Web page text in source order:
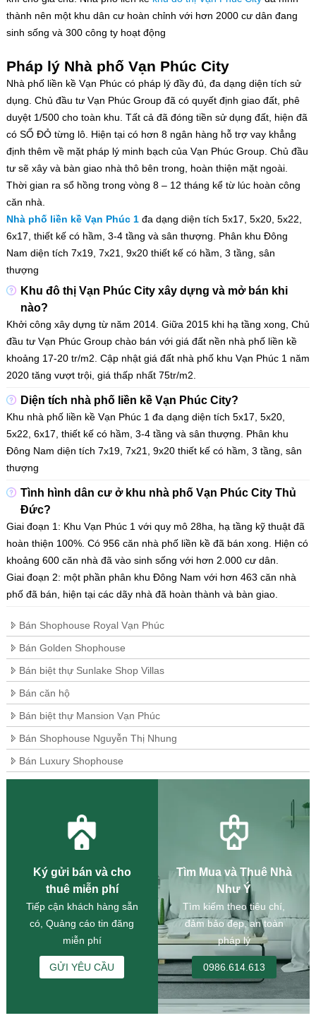
thành nên một khu dân cư hoàn chỉnh với hơn 2000 cư dân đang
sinh sống và 300 công ty hoạt động
Pháp lý Nhà phố Vạn Phúc City
Nhà phố liền kề Vạn Phúc có pháp lý đầy đủ, đa dạng diện tích sử
dụng. Chủ đầu tư Vạn Phúc Group đã có quyết định giao đất, phê
duyệt 1/500 cho toàn khu. Tất cả đã đóng tiền sử dụng đất, hiện đã
có SỔ ĐỎ từng lô. Hiện tại có hơn 8 ngân hàng hỗ trợ vay khẳng
định thêm về mặt pháp lý minh bạch của Vạn Phúc Group. Chủ đầu
tư sẽ xây và bàn giao nhà thô bên trong, hoàn thiện mặt ngoài.
Thời gian ra sổ hồng trong vòng 8 – 12 tháng kể từ lúc hoàn công
căn nhà.
Nhà phố liền kề Vạn Phúc 1đa dạng diện tích 5x17, 5x20, 5x22,
6x17, thiết kế có hầm, 3-4 tầng và sân thượng. Phân khu Đông
Nam diện tích 7x19, 7x21, 9x20 thiết kế có hầm, 3 tầng, sân
thượng
Khu đô thị Vạn Phúc City xây dựng và mở bán khi
nào?
Khởi công xây dựng từ năm 2014. Giữa 2015 khi hạ tầng xong, Chủ
đầu tư Vạn Phúc Group chào bán với giá đất nền nhà phố liền kề
khoảng 17-20 tr/m2. Cập nhật giá đất nhà phố khu Vạn Phúc 1 năm
2020 tăng vượt trội, giá thấp nhất 75tr/m2.
Diện tích nhà phố liền kề Vạn Phúc City?
Khu nhà phố liền kề Vạn Phúc 1 đa dạng diện tích 5x17, 5x20,
5x22, 6x17, thiết kế có hầm, 3-4 tầng và sân thượng. Phân khu
Đông Nam diện tích 7x19, 7x21, 9x20 thiết kế có hầm, 3 tầng, sân
thượng
Tình hình dân cư ở khu nhà phố Vạn Phúc City Thủ
Đức?
Giai đoạn 1: Khu Vạn Phúc 1 với quy mô 28ha, hạ tầng kỹ thuật đã
hoàn thiện 100%. Có 956 căn nhà phố liền kề đã bán xong. Hiện có
khoảng 600 căn nhà đã vào sinh sống với hơn 2.000 cư dân.
​​​​​​​Giai đoạn 2: một phần phân khu Đông Nam với hơn 463 căn nhà
phố đã bán, hiện tại các dãy nhà đã hoàn thành và bàn giao.
Bán Shophouse Royal Vạn Phúc
Bán Golden Shophouse
Bán biệt thự Sunlake Shop Villas
Bán căn hộ
Bán biệt thự Mansion Vạn Phúc
Bán Shophouse Nguyễn Thị Nhung
Bán Luxury Shophouse
Ký gửi bán và cho
thuê miễn phí
Tiếp cận khách hàng sẵn
có, Quảng cáo tin đăng
miễn phí
GỬI YÊU CẦU
Tìm Mua và Thuê Nhà
Như Ý
Tìm kiếm theo tiêu chí,
đảm bảo đẹp, an toàn
pháp lý
0986.614.613